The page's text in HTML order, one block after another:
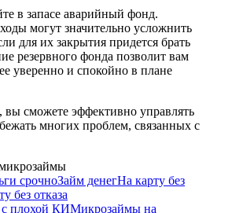
в запасе аварийный фонд.
могут значительно усложнить
для их закрытия придется брать
резервного фонда позволит вам
уверенно и спокойно в плане
вы сможете эффективно управлять
многих проблем, связанных с
срочноЗайм денегНа карту без
без отказа
с плохой КИМикрозаймы на